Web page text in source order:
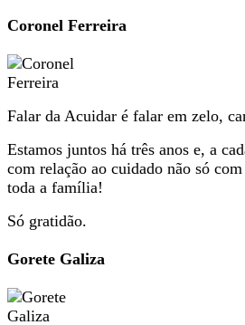
Coronel Ferreira
Falar da Acuidar é falar em zelo,
Estamos juntos há três anos e, a
com relação ao cuidado não só
toda a família!
Só gratidão.
Gorete Galiza